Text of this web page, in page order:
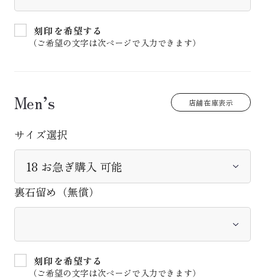
刻印を希望する
（ご希望の文字は次ページで入力できます）
Men’s 店舗在庫表示
サイズ選択
裏石留め（無償）
刻印を希望する
（ご希望の文字は次ページで入力できます）